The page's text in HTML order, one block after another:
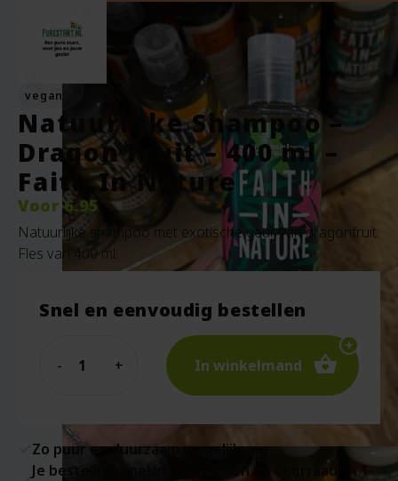
vegan
Natuurlijke Shampoo –
Dragon Fruit – 400 ml –
Faith In Nature
Voor6.95
Natuurlijke shampoo met exotische geur van dragonfruit.
Fles van 400 ml.
Snel en eenvoudig bestellen
In winkelmand
Zo puur en duurzaam mogelijk
Je bestelling snel in huis (indien op voorraad: in 1-